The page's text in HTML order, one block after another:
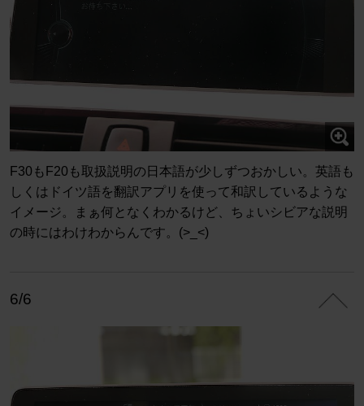
F30もF20も取扱説明の日本語が少しずつおかしい。英語も
しくはドイツ語を翻訳アプリを使って和訳しているような
イメージ。まぁ何となくわかるけど、ちょいシビアな説明
の時にはわけわからんです。(>_<)
6/6